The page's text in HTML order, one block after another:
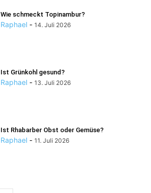
Wie schmeckt Topinambur?
Raphael - 14. Juli 2026
Ist Grünkohl gesund?
Raphael - 13. Juli 2026
Ist Rhabarber Obst oder Gemüse?
Raphael - 11. Juli 2026